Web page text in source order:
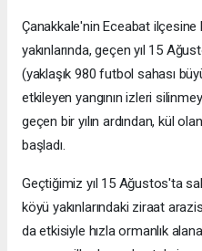
Çanakkale'nin Eceabat ilçesine
yakınlarında, geçen yıl 15
(yaklaşık 980 futbol sahası
etkileyen yangının izleri
geçen bir yılın ardından, kül
başladı.
Geçtiğimiz yıl 15 Ağustos'ta
köyü yakınlarındaki ziraat
da etkisiyle hızla ormanlık